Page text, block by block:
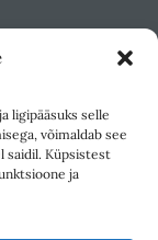
ligipääsuks selle
võimaldab see
saidil. Küpsistest
ja